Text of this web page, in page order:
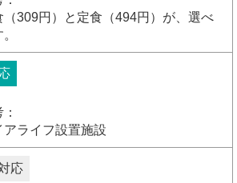
（309円）と定食（494円）が、選べ
アライフ設置施設
応